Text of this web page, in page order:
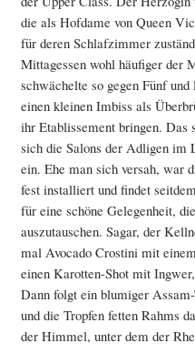
die als Hofdame von Queen
für deren Schlafzimmer
Mittagessen wohl häufiger der
schwächelte so gegen Fünf
einen kleinen Imbiss als
ihr Etablissement bringen. Das
sich die Salons der Adligen im
ein. Ehe man sich versah, war
fest installiert und findet
für eine schöne Gelegenheit,
auszutauschen. Sagar, der
mal Avocado Crostini mit
einen Karotten-Shot mit
Dann folgt ein blumiger
und die Tropfen fetten Rahms
der Himmel, unter dem der